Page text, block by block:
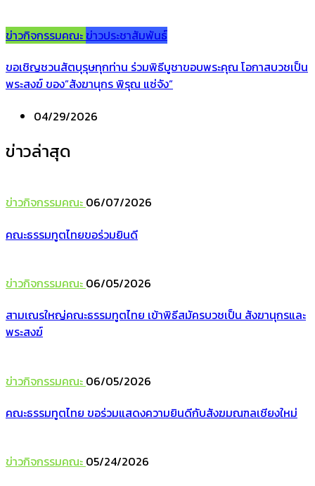
ข่าวกิจกรรมคณะ ข่าวประชาสัมพันธ์
ขอเชิญชวนสัตบุรุษทุกท่าน ร่วมพิธีบูชาขอบพระคุณ โอกาสบวชเป็น
พระสงฆ์ ของ”สังฆานุกร พิรุณ แซ่จัง”
04/29/2026
ข่าวล่าสุด
ข่าวกิจกรรมคณะ 06/07/2026
คณะธรรมทูตไทยขอร่วมยินดี
ข่าวกิจกรรมคณะ 06/05/2026
สามเณรใหญ่คณะธรรมทูตไทย เข้าพิธีสมัครบวชเป็น สังฆานุกรและ
พระสงฆ์
ข่าวกิจกรรมคณะ 06/05/2026
คณะธรรมทูตไทย ขอร่วมแสดงความยินดีกับสังฆมณฑลเชียงใหม่
ข่าวกิจกรรมคณะ 05/24/2026